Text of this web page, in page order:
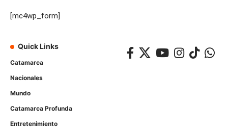
[mc4wp_form]
Quick Links
Catamarca
Nacionales
Mundo
Catamarca Profunda
Entretenimiento